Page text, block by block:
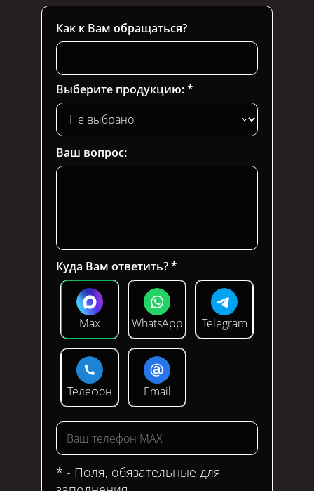
Как к Вам обращаться?
Выберите продукцию:
Ваш вопрос:
Куда Вам ответить?
Max WhatsApp Telegram
Телефон Email
* - Поля, обязательные для